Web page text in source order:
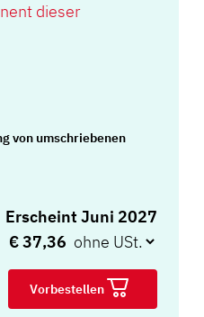
dieser
von umschriebenen
Erscheint Juni 2027
€ 37,36
Vorbestellen